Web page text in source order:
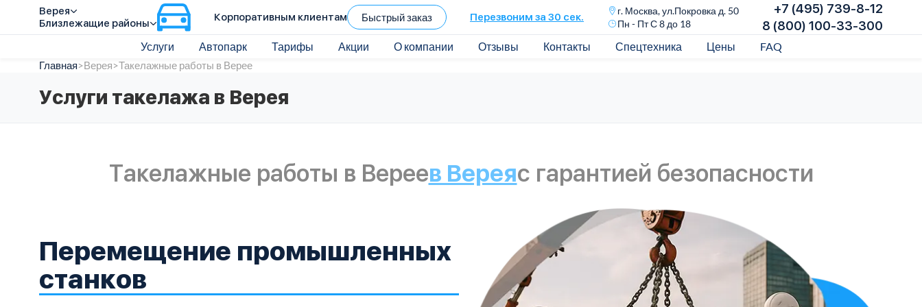
Верея
Близлежащие районы
Корпоративным клиентам Быстрый заказ Перезвоним за 30 сек.
г. Москва, ул.Покровка д. 50
Пн - Пт С 8 до 18
+7 (495) 739-8-12
8 (800) 100-33-300
Услуги Автопарк Тарифы Акции О компании Отзывы Контакты Спецтехника Цены FAQ
Главная>Верея>Такелажные работы в Верее
Услуги такелажа в Верея
Такелажные работы в Вереев Вереяс гарантией безопасности
Перемещение промышленных
станков